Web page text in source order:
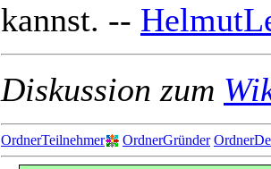
kannst. --
Diskussion zum
OrdnerTeilnehmer OrdnerGründer